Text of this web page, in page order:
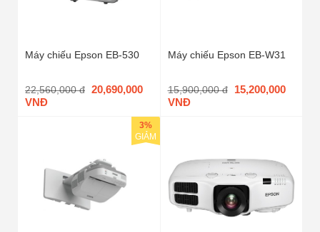
Máy chiếu Epson EB-530
22,560,000 đ 20,690,000
VNĐ
Máy chiếu Epson EB-W31
15,900,000 đ
15,200,000
VNĐ
3%
GIẢM